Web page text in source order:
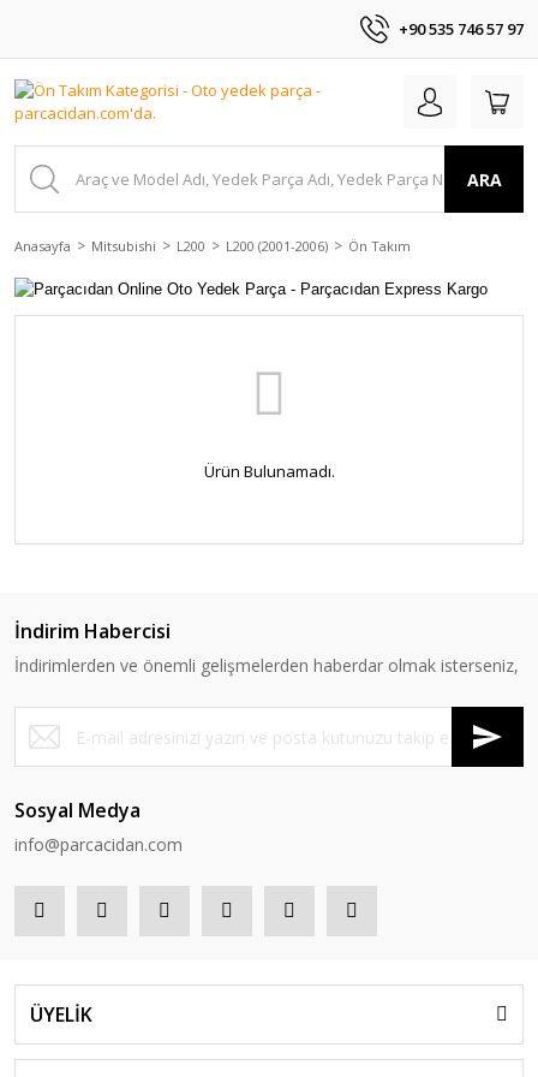
+90 535 746 57 97
ARA
Anasayfa Mitsubishi L200 L200 (2001-2006) Ön Takım
Ürün Bulunamadı.
İndirim Habercisi
İndirimlerden ve önemli gelişmelerden haberdar olmak isterseniz,
Sosyal Medya
info@parcacidan.com
ÜYELİK